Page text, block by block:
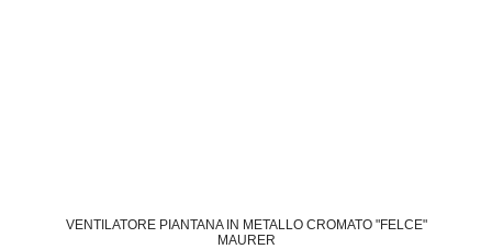
VENTILATORE PIANTANA IN METALLO CROMATO "FELCE"
MAURER